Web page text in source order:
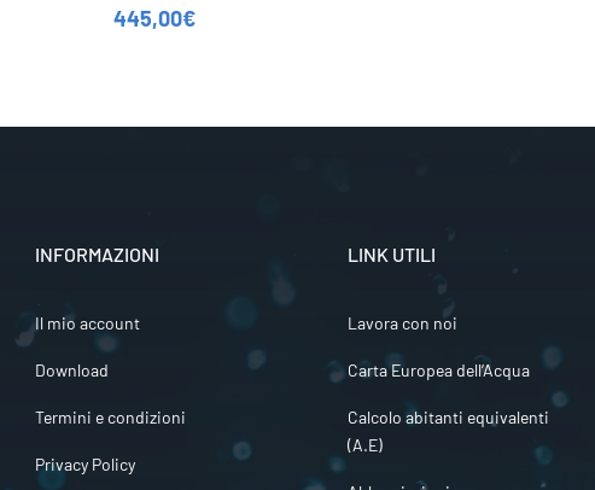
445,00€
INFORMAZIONI
Il mio account
Download
Termini e condizioni
Privacy Policy
LINK UTILI
Lavora con noi
Carta Europea dell’Acqua
Calcolo abitanti equivalenti
(A.E)